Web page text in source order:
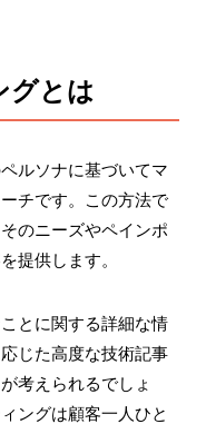
グとは
ルソナに基づいてマ
チです。この方法で
のニーズやペインポ
提供します。
とに関する詳細な情
じた高度な技術記事
考えられるでしょ
ングは顧客一人ひと